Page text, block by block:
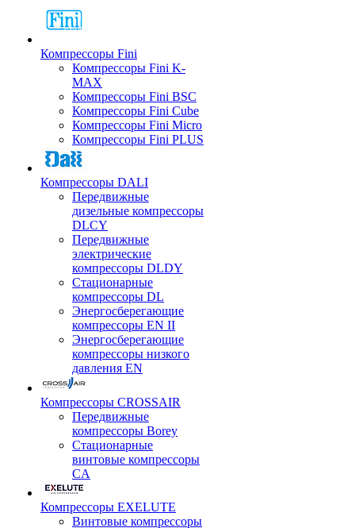
Компрессоры Fini
Компрессоры Fini K-
MAX
Компрессоры Fini BSC
Компрессоры Fini Cube
Компрессоры Fini Micro
Компрессоры Fini PLUS
Компрессоры DALI
Передвижные
дизельные компрессоры
DLCY
Передвижные
электрические
компрессоры DLDY
Стационарные
компрессоры DL
Энергосберегающие
компрессоры EN II
Энергосберегающие
компрессоры низкого
давления EN
Компрессоры CROSSAIR
Передвижные
компрессоры Borey
Стационарные
винтовые компрессоры
CA
Компрессоры EXELUTE
Винтовые компрессоры